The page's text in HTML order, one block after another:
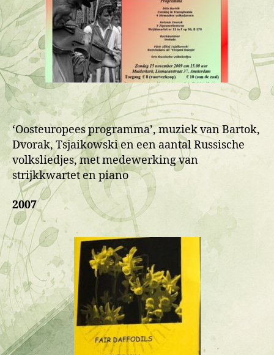
‘Oosteuropees programma’, muziek van Bartok,
Dvorak, Tsjaikowski en een aantal Russische
volksliedjes, met medewerking van
strijkkwartet en piano
2007